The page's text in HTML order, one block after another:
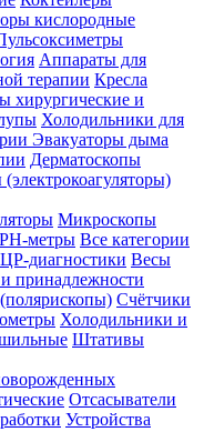
кислородные
Аппараты для
терапии Кресла
хирургические и
Холодильники для
Эвакуаторы дыма
Дерматоскопы
Микроскопы
PH-метры Все категории
диагностики Весы
принадлежности
Счётчики
Холодильники и
Штативы
Отсасыватели
Устройства